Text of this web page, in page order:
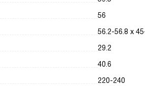
56
56.2-56.8 х
29.2
40.6
220-240